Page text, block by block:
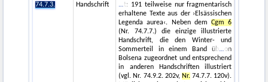
74.7.3.
Handschrift
t: 191 teilweise nur fragmentarisch
erhaltene Texte aus der ›Elsässischen
Legenda aurea‹. Neben demCgm 6
(Nr. 74.7.7.) die einzige illustrierte
Handschrift, die den Winter- und
Sommerteil in einem Band üb
on
Bolsena zugeordnet und entsprechend
in anderen Handschriften illustriert
(vgl. Nr. 74.9.2. 202v, Nr.74.7.7. 120v).